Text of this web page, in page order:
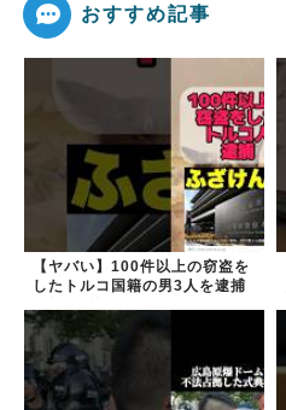
おすすめ記事
【ヤバい】100件以上の窃盗を
したトルコ国籍の男3人を逮捕